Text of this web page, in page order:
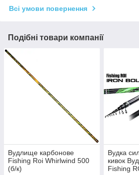
Всі умови повернення
Подібні товари компанії
Вудлище карбонове
Fishing Roi Whirlwind 500
(б/к)
Вудка
кивок
Fishing